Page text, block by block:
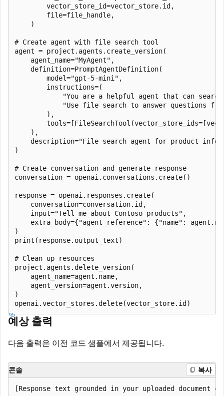
        vector_store_id=vector_store.id,
        file=file_handle,
    )
# Create agent with file search tool
agent = project.agents.create_version(
    agent_name="MyAgent",
    definition=PromptAgentDefinition(
        model="gpt-5-mini",
        instructions=(
"You are a helpful agent that can
"Use file search to answer questions
        ),
    ),
description="File search agent for product
)
# Create conversation and generate response
conversation = openai.conversations.create()
response = openai.responses.create(
    conversation=conversation.id,
    input="Tell me about Contoso products",
extra_body={"agent_reference": {"name":
)
print(response.output_text)
# Clean up resources
project.agents.delete_version(
    agent_name=agent.name,
    agent_version=agent.version,
)
예상 출력
다음 출력은 이전 코드 샘플에서 제공됩니다.
콘솔 복사